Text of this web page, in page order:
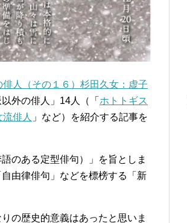
俳人（その１６）杉田久女：虚子
外の俳人」14人（「 ホトトギス
俳人 」など）を紹介する記事を
のある定型俳句）」を旨としま
由律俳句」などを標榜する「新
の歴史的意義はあったと思いま